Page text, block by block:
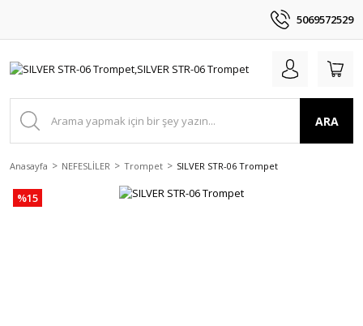
5069572529
ARA
Anasayfa NEFESLİLER Trompet SILVER STR-06 Trompet
%15